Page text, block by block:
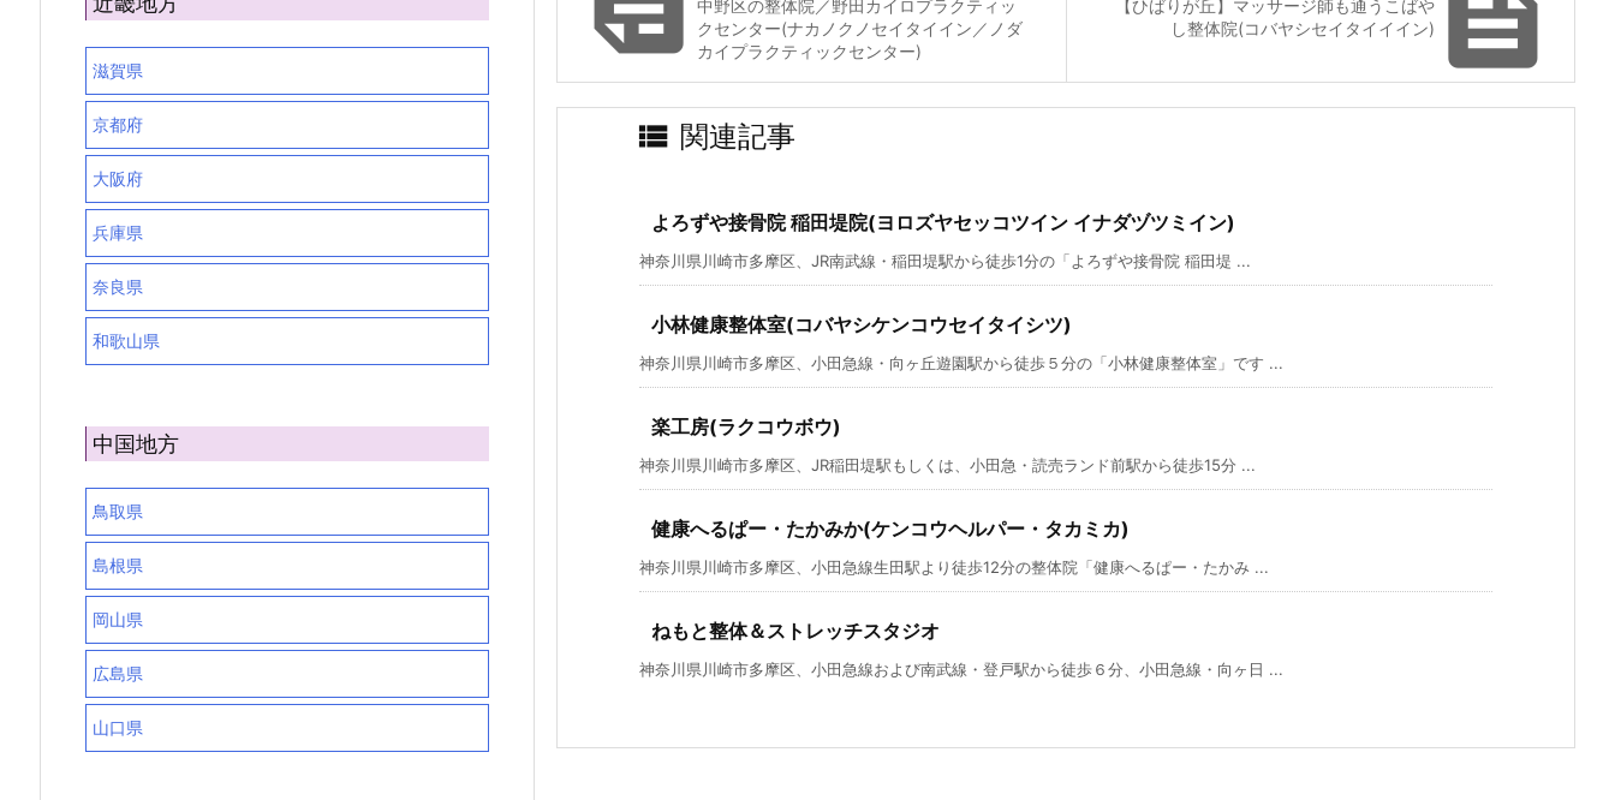

【ひばりが丘】マッサージ師も通うこばや
し整体院(コバヤシセイタイイイン)
中野区の整体院／野田カイロプラクティッ
クセンター(ナカノクノセイタイイン／ノダ
カイプラクティックセンター)
 関連記事
よろずや接骨院 稲田堤院(ヨロズヤセッコツイン イナダヅツミイン)
神奈川県川崎市多摩区、JR南武線・稲田堤駅から徒歩1分の「よろずや接骨院 稲田堤 ...
小林健康整体室(コバヤシケンコウセイタイシツ)
神奈川県川崎市多摩区、小田急線・向ヶ丘遊園駅から徒歩５分の「小林健康整体室」です ...
楽工房(ラクコウボウ)
神奈川県川崎市多摩区、JR稲田堤駅もしくは、小田急・読売ランド前駅から徒歩15分 ...
健康へるぱー・たかみか(ケンコウヘルパー・タカミカ)
神奈川県川崎市多摩区、小田急線生田駅より徒歩12分の整体院「健康へるぱー・たかみ ...
ねもと整体＆ストレッチスタジオ
神奈川県川崎市多摩区、小田急線および南武線・登戸駅から徒歩６分、小田急線・向ヶ日 ...
滋賀県
京都府
大阪府
兵庫県
奈良県
和歌山県
中国地方
鳥取県
島根県
岡山県
広島県
山口県